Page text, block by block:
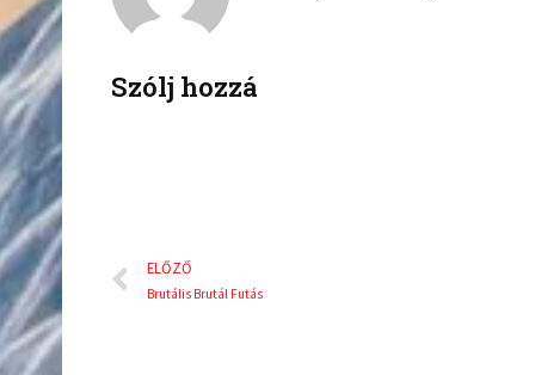
o
Szólj hozzá
Előző
ELŐZŐ
Brutális Brutál Futás